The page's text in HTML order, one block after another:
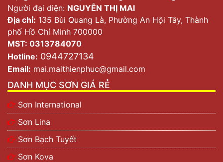
Người đại diện: NGUYỄN THỊ MAI
Địa chỉ: 135 Bùi Quang Là, Phường An Hội Tây, Thành
phố Hồ Chí Minh 700000
MST: 0313784070
Hotline: 0944727134
Email: mai.maithienphuc@gmail.com
DANH MỤC SƠN GIÁ RẺ
Sơn International
Sơn Lina
Sơn Bạch Tuyết
Sơn Kova